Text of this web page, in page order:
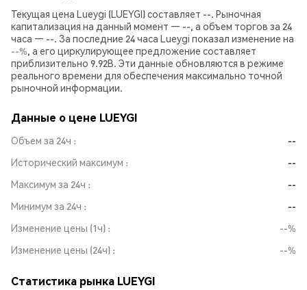
Текущая цена Lueygi (LUEYGI) составляет --. Рыночная
капитализация на данный момент — --, а объем торгов за 24
часа — --. За последние 24 часа Lueygi показал изменение на
--%, а его циркулирующее предложение составляет
приблизительно 9.92B. Эти данные обновляются в режиме
реального времени для обеспечения максимально точной
рыночной информации.
Данные о цене LUEYGI
Объем за 24ч
--
Исторический максимум
--
Максимум за 24ч
--
Минимум за 24ч
--
Изменение цены (1ч)
--%
Изменение цены (24ч)
--%
Статистика рынка LUEYGI